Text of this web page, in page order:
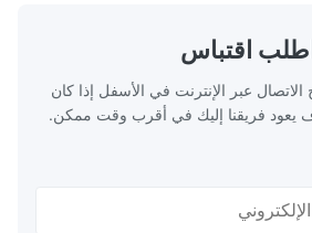
اقتباس
عبر الإنترنت في الأسفل إذا كان
فريقنا إليك في أقرب وقت ممكن.